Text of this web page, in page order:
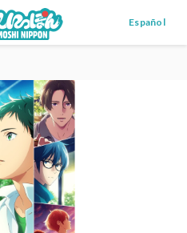
Español